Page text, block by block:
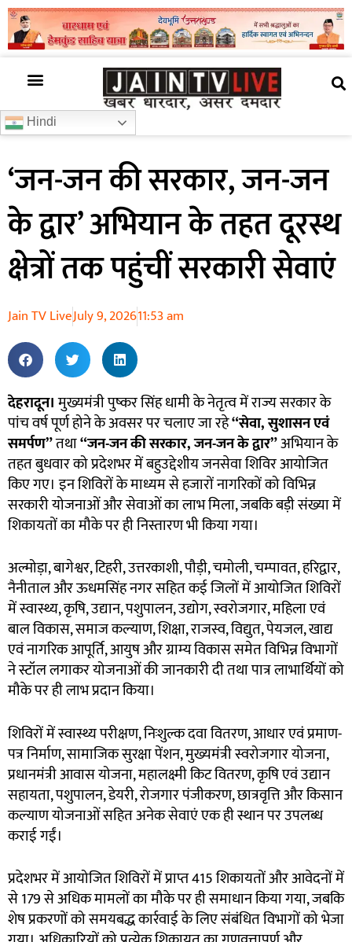
Hindi
‘जन-जन की सरकार, जन-जन
के द्वार’ अभियान के तहत दूरस्थ
क्षेत्रों तक पहुंचीं सरकारी सेवाएं
Jain TV LiveJuly 9, 202611:53 am
देहरादून।मुख्यमंत्री पुष्कर सिंह धामी के नेतृत्व में राज्य सरकार के
पांच वर्ष पूर्ण होने के अवसर पर चलाए जा रहे“सेवा,सुशासन एवं
समर्पण”तथा“जन-जन की सरकार,जन-जन के द्वार”अभियान के
तहत बुधवार को प्रदेशभर में बहुउद्देशीय जनसेवा शिविर आयोजित
किए गए। इन शिविरों के माध्यम से हजारों नागरिकों को विभिन्न
सरकारी योजनाओं और सेवाओं का लाभ मिला, जबकि बड़ी संख्या में
शिकायतों का मौके पर ही निस्तारण भी किया गया।
अल्मोड़ा, बागेश्वर, टिहरी, उत्तरकाशी, पौड़ी, चमोली, चम्पावत, हरिद्वार,
नैनीताल और ऊधमसिंह नगर सहित कई जिलों में आयोजित शिविरों
में स्वास्थ्य, कृषि, उद्यान, पशुपालन, उद्योग, स्वरोजगार, महिला एवं
बाल विकास, समाज कल्याण, शिक्षा, राजस्व, विद्युत, पेयजल, खाद्य
एवं नागरिक आपूर्ति, आयुष और ग्राम्य विकास समेत विभिन्न विभागों
ने स्टॉल लगाकर योजनाओं की जानकारी दी तथा पात्र लाभार्थियों को
मौके पर ही लाभ प्रदान किया।
शिविरों में स्वास्थ्य परीक्षण, निःशुल्क दवा वितरण, आधार एवं प्रमाण-
पत्र निर्माण, सामाजिक सुरक्षा पेंशन, मुख्यमंत्री स्वरोजगार योजना,
प्रधानमंत्री आवास योजना, महालक्ष्मी किट वितरण, कृषि एवं उद्यान
सहायता, पशुपालन, डेयरी, रोजगार पंजीकरण, छात्रवृत्ति और किसान
कल्याण योजनाओं सहित अनेक सेवाएं एक ही स्थान पर उपलब्ध
कराई गईं।
प्रदेशभर में आयोजित शिविरों में प्राप्त 415 शिकायतों और आवेदनों में
से 179 से अधिक मामलों का मौके पर ही समाधान किया गया, जबकि
शेष प्रकरणों को समयबद्ध कार्रवाई के लिए संबंधित विभागों को भेजा